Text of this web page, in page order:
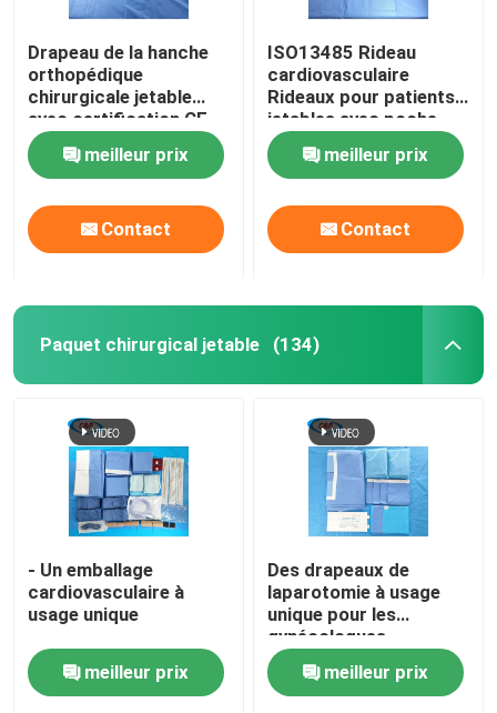
Drapeau de la hanche
orthopédique
chirurgicale jetable
avec certification CE
ISO13485
meilleur prix
Contact
ISO13485 Rideau
cardiovasculaire
Rideaux pour patients
jetables avec poche
meilleur prix
Contact
Paquet chirurgical jetable (134)
- Un emballage
cardiovasculaire à
usage unique
meilleur prix
Des drapeaux de
laparotomie à usage
unique pour les
gynécologues
meilleur prix